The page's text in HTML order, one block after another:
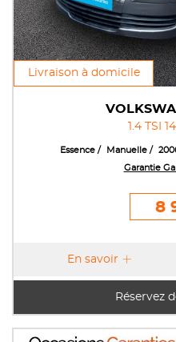
Livraison à domicile
1.4 TSI
Essence Manuelle
Garantie
8
Réservez
En savoir